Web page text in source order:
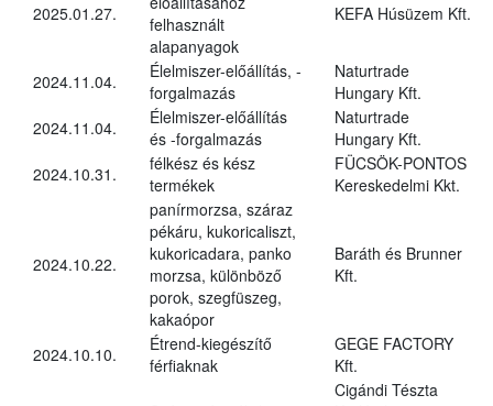
2025.01.27.
felhasznált
alapanyagok
KEFA Húsüzem Kft.
2024.11.04.
Élelmiszer-előállítás, -
forgalmazás
Naturtrade
Hungary Kft.
2024.11.04.
Élelmiszer-előállítás
és -forgalmazás
Naturtrade
Hungary Kft.
2024.10.31.
félkész és kész
termékek
FÜCSÖK-PONTOS
Kereskedelmi Kkt.
2024.10.22.
panírmorzsa, száraz
pékáru, kukoricaliszt,
kukoricadara, panko
morzsa, különböző
porok, szegfüszeg,
kakaópor
Baráth és Brunner
Kft.
2024.10.10.
Étrend-kiegészítő
férfiaknak
GEGE FACTORY
Kft.
Cigándi Tészta